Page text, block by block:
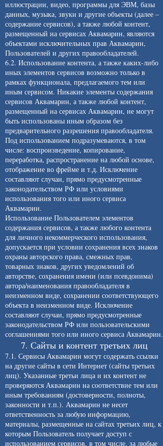
иллюстрации, видео, программы для ЭВМ, базы
данных, музыка, звуки и другие объекты (далее –
содержание сервисов), а также любой контент,
размещенный на сервисах Аквамарин, являются
объектами исключительных прав Аквамарин,
Пользователей и других правообладателей.
6.2. Использование контента, а также каких-либо
иных элементов сервисов возможно только в
рамках функционала, предлагаемого тем или
иным сервисом. Никакие элементы содержания
сервисов Аквамарин, а также любой контент,
размещенный на сервисах Аквамарин, не могут
быть использованы иным образом без
предварительного разрешения правообладателя.
Под использованием подразумеваются, в том
числе: воспроизведение, копирование,
переработка, распространение на любой основе,
отображение во фрейме и т.д. Исключение
составляют случаи, прямо предусмотренные
законодательством РФ или условиями
использования того или иного сервиса
Аквамарин.
Использование Пользователем элементов
содержания сервисов, а также любого контента
для личного некоммерческого использования,
допускается при условии сохранения всех знаков
охраны авторского права, смежных прав,
товарных знаков, других уведомлений об
авторстве, сохранения имени (или псевдонима)
автора/наименования правообладателя в
неизменном виде, сохранении соответствующего
объекта в неизменном виде. Исключение
составляют случаи, прямо предусмотренные
законодательством РФ или пользовательскими
соглашениями того или иного сервиса Аквамарин.
7. Сайты и контент третьих лиц
7.1. Сервисы Аквамарин могут содержать ссылки
на другие сайты в сети Интернет (сайты третьих
лиц). Указанные третьи лица и их контент не
проверяются Аквамарин на соответствие тем или
иным требованиям (достоверности, полноты,
законности и т.п.). Аквамарин не несет
ответственность за любую информацию,
материалы, размещенные на сайтах третьих лиц, к
которым Пользователь получает доступ с
использованием сервисов, в том числе, за любые